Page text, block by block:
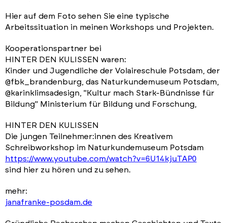
Hier auf dem Foto sehen Sie eine typische
Arbeitssituation in meinen Workshops und Projekten.
Kooperationspartner bei
HINTER DEN KULISSEN waren:
Kinder und Jugendliche der Volaireschule Potsdam, der
@fbk_brandenburg, das Naturkundemuseum Potsdam,
@karinklimsadesign, "Kultur mach Stark-Bündnisse für
Bildung" Ministerium für Bildung und Forschung,
HINTER DEN KULISSEN
Die jungen Teilnehmer:innen des Kreativem
Schreibworkshop im Naturkundemuseum Potsdam
https://www.youtube.com/watch?v=6U14kjuTAP0
sind hier zu hören und zu sehen.
mehr:
janafranke-posdam.de